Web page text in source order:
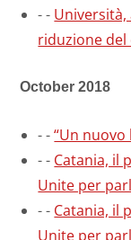
--
riduzione
October 2018
--“Un nuovo
-- Catania, il
Unite per
-- Catania, il
Unite per